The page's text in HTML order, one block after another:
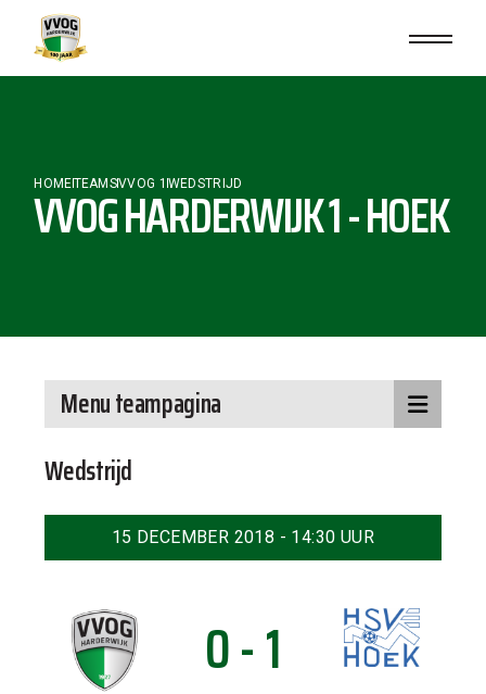
HOMETEAMSVVOG 1 WEDSTRIJD
VVOG HARDERWIJK 1 - HOEK
Wedstrijd
15 DECEMBER 2018 - 14:30 UUR
0 - 1
Menu teampagina